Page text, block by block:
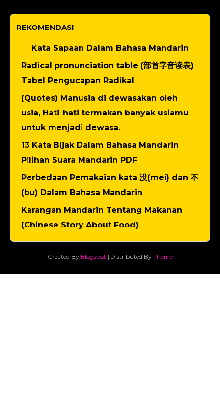
REKOMENDASI
Kata Sapaan Dalam Bahasa Mandarin
Radical pronunciation table (部首字音读表)
Tabel Pengucapan Radikal
(Quotes) Manusia di dewasakan oleh
usia, Hati-hati termakan banyak usiamu
untuk menjadi dewasa.
13 Kata Bijak Dalam Bahasa Mandarin
Pilihan Suara Mandarin PDF
Perbedaan Pemakaian kata 没(mei) dan 不
(bu) Dalam Bahasa Mandarin
Karangan Mandarin Tentang Makanan
(Chinese Story About Food)
Created By Blogspot | Distributed By Theme